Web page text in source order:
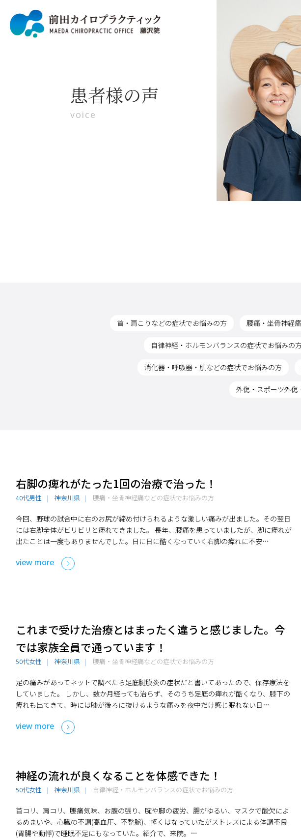
患者様の声
voice
首・肩こりなどの症状でお悩みの方 腰痛・坐骨神経
自律神経・ホルモンバランスの症状でお悩みの
消化器・呼吸器・肌などの症状でお悩みの方
外傷・スポーツ外
右脚の痺れがたった1回の治療で治った！
40代男性 神奈川県 腰痛・坐骨神経痛などの症状でお悩みの方
今回、野球の試合中に右のお尻が締め付けられるような激しい痛みが出ました。その翌日
には右脚全体がビリビリと痺れてきました。 長年、腰痛を患っていましたが、脚に痺れが
出たことは一度もありませんでした。日に日に酷くなっていく右脚の痺れに不安…
view more
これまで受けた治療とはまったく違うと感じました。今
では家族全員で通っています！
50代女性 神奈川県 腰痛・坐骨神経痛などの症状でお悩みの方
足の痛みがあってネットで調べたら足底腱膜炎の症状だと書いてあったので、保存療法を
していました。 しかし、数か月経っても治らず、そのうち足底の痺れが酷くなり、膝下の
痺れも出てきて、時には膝が後ろに抜けるような痛みを夜中だけ感じ眠れない日…
view more
神経の流れが良くなることを体感できた！
50代女性 神奈川県 自律神経・ホルモンバランスの症状でお悩みの方
首コリ、肩コリ、腰痛気味、お腹の張り、腕や脚の疲労、腸がゆるい、マスクで酸欠によ
るめまいや、心臓の不調(高血圧、不整脈)、軽くはなっていたがストレスによる体調不良
(胃腸や動悸)で睡眠不足にもなっていた。紹介で、来院。…